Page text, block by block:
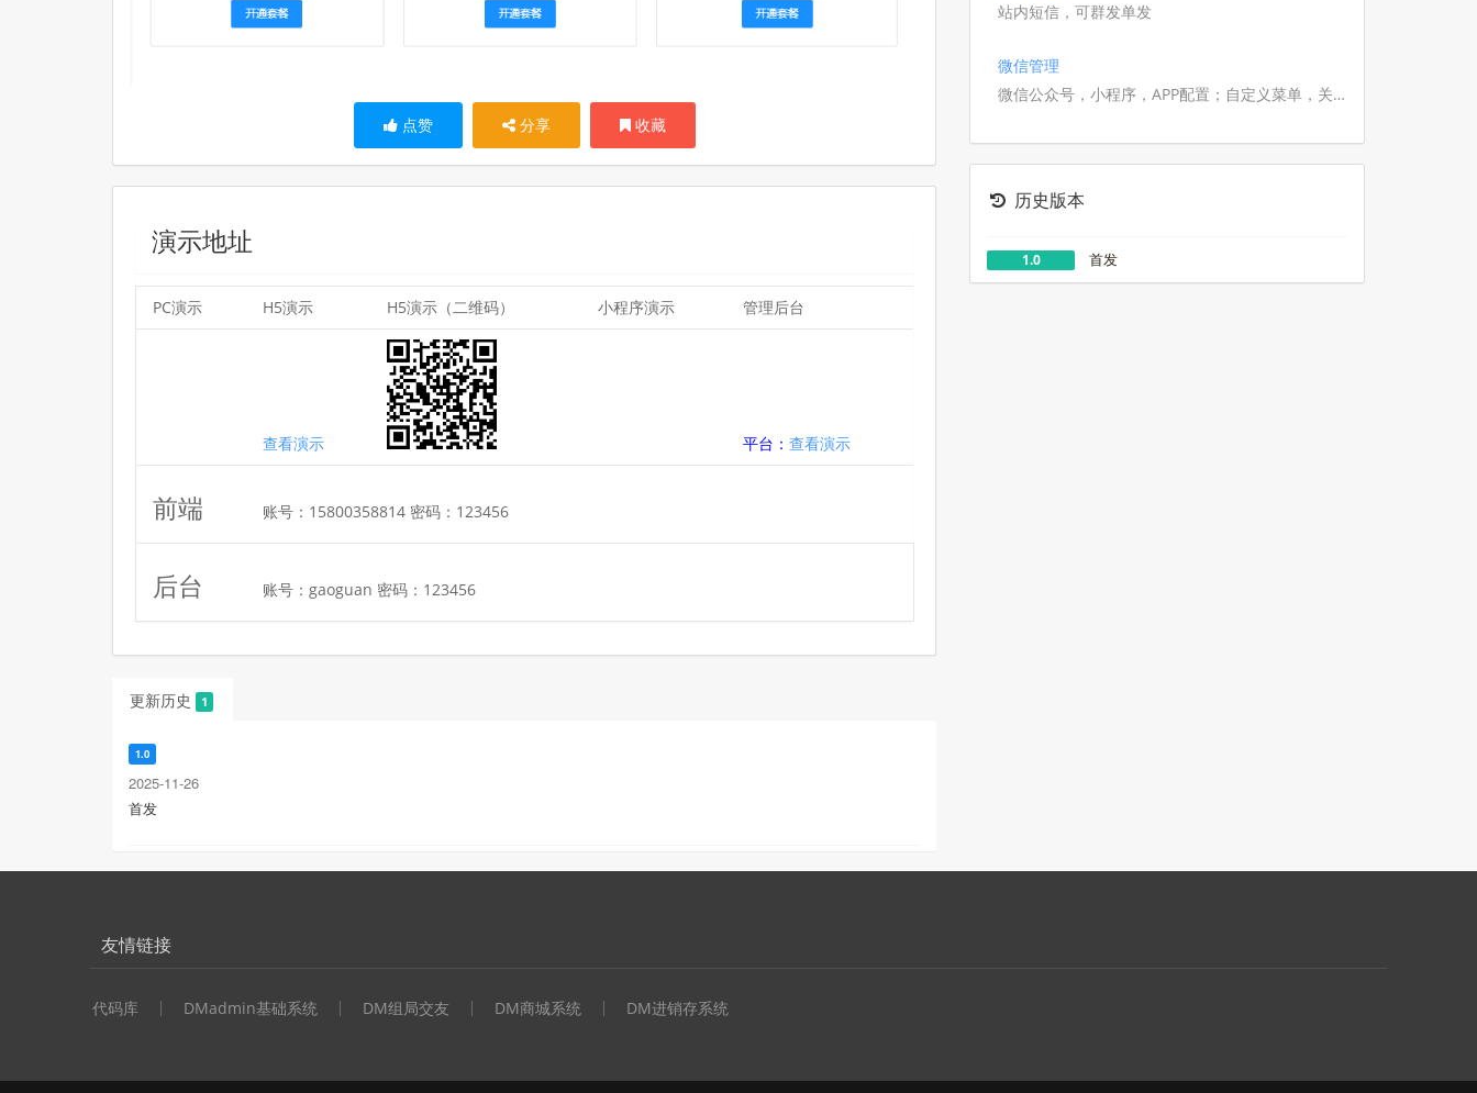
点赞 分享 收藏
演示地址
PC演示 H5演示 H5演示（二维码） 小程序演示 管理后台
查看演示 平台： 查看演示
前端 账号：15800358814 密码：123456
后台 账号：gaoguan 密码：123456
更新历史 1
1.0
2025-11-26
首发
站内短信，可群发单发
微信管理
微信公众号，小程序，APP配置；自定义菜单，关
历史版本
1.0 首发
友情链接
代码库 DMadmin基础系统 DM组局交友 DM商城系统 DM进销存系统